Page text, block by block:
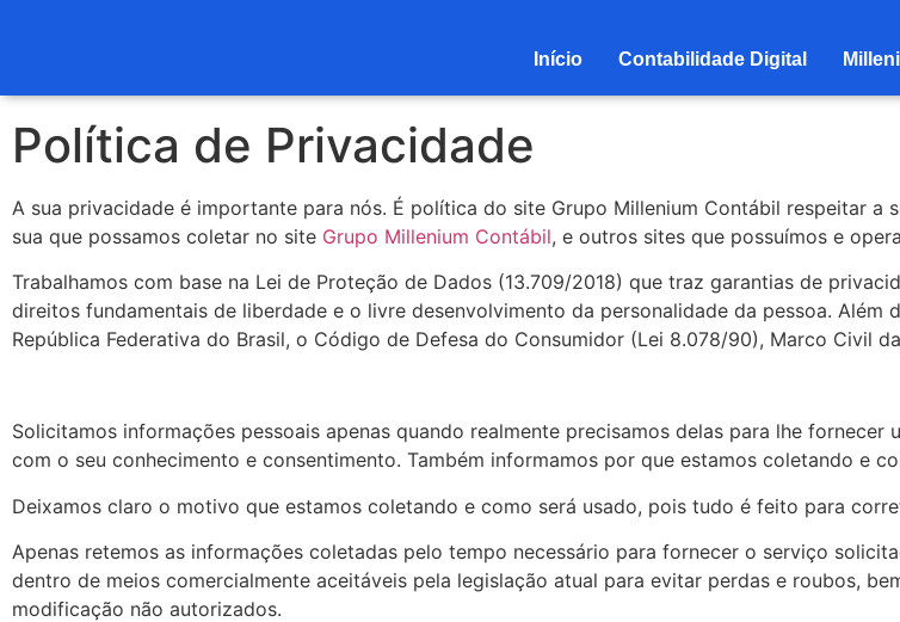
Início Contabilidade Digital
Política de Privacidade
A sua privacidade é importante para nós. É política do site Grupo Millenium Contábil respeitar a
sua que possamos coletar no site Grupo Millenium Contábil, e outros sites que possuímos e
Trabalhamos com base na Lei de Proteção de Dados (13.709/2018) que traz garantias de
direitos fundamentais de liberdade e o livre desenvolvimento da personalidade da pessoa. Além
República Federativa do Brasil, o Código de Defesa do Consumidor (Lei 8.078/90), Marco Civil
Solicitamos informações pessoais apenas quando realmente precisamos delas para lhe
com o seu conhecimento e consentimento. Também informamos por que estamos coletando e
Deixamos claro o motivo que estamos coletando e como será usado, pois tudo é feito para
Apenas retemos as informações coletadas pelo tempo necessário para fornecer o serviço
dentro de meios comercialmente aceitáveis pela legislação atual ​​para evitar perdas e roubos,
modificação não autorizados.